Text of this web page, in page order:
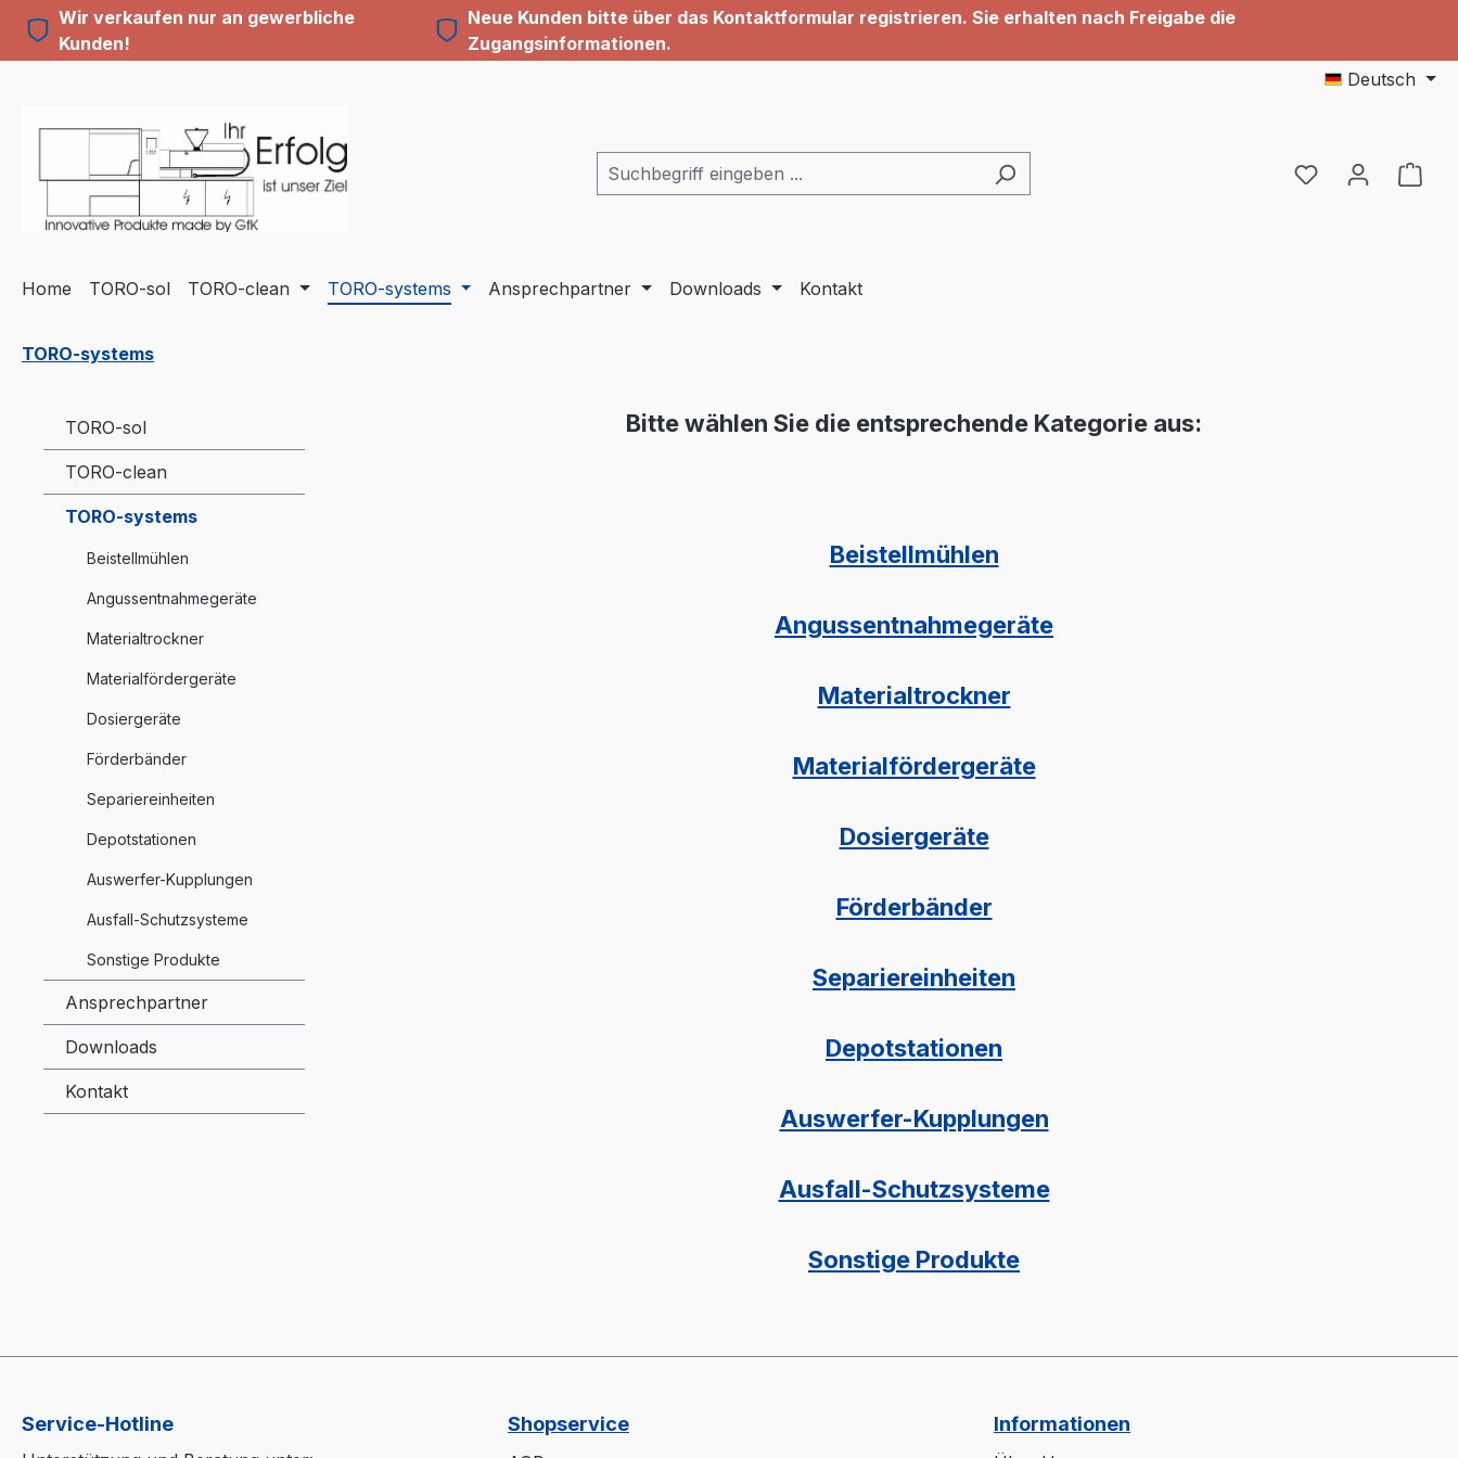
Hauptinhalt springen
Zur Suche springen
Zur Hauptnavigation springen
Wir verkaufen nur an gewerbliche
Kunden!
Neue Kunden bitte über das Kontaktformular registrieren. Sie erhalten nach Freigabe die
Zugangsinformationen.
Deutsch
Du hast 0
Home TORO-sol TORO-clean TORO-systems Ansprechpartner Downloads Kontakt
TORO-systems
TORO-sol
TORO-clean
TORO-systems
Beistellmühlen
Angussentnahmegeräte
Materialtrockner
Materialfördergeräte
Dosiergeräte
Förderbänder
Separiereinheiten
Depotstationen
Auswerfer-Kupplungen
Ausfall-Schutzsysteme
Sonstige Produkte
Ansprechpartner
Downloads
Kontakt
Bitte wählen Sie die entsprechende Kategorie aus:
Beistellmühlen
Angussentnahmegeräte
Materialtrockner
Materialfördergeräte
Dosiergeräte
Förderbänder
Separiereinheiten
Depotstationen
Auswerfer-Kupplungen
Ausfall-Schutzsysteme
Sonstige Produkte
Service-Hotline Shopservice Informationen